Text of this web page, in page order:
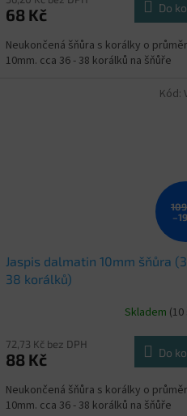
68 Kč Do
Neukončená šňůra s korálky o
10mm. cca 36 - 38 korálků na šňůře
Jaspis dalmatin 10mm šňůra
38 korálků)
produktu
je
z
5
Skladem
72,73 Kč bez DPH
88 Kč Do
Neukončená šňůra s korálky o
10mm. cca 36 - 38 korálků na šňůře
Kód: